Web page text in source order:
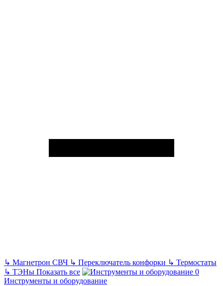
↳ Магнетрон СВЧ ↳ Переключатель конфорки ↳ Термостаты
↳ ТЭНы Показать все
Инструменты и оборудование